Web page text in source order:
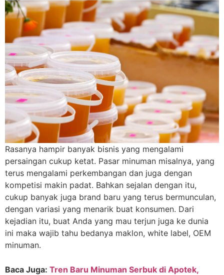
Rasanya hampir banyak bisnis yang mengalami
persaingan cukup ketat. Pasar minuman misalnya, yang
terus mengalami perkembangan dan juga dengan
kompetisi makin padat. Bahkan sejalan dengan itu,
cukup banyak juga brand baru yang terus bermunculan,
dengan variasi yang menarik buat konsumen. Dari
kejadian itu, buat Anda yang mau terjun juga ke dunia
ini maka wajib tahu bedanya maklon, white label, OEM
minuman.
Baca Juga: Tren Baru Minuman Serbuk di Apotek,